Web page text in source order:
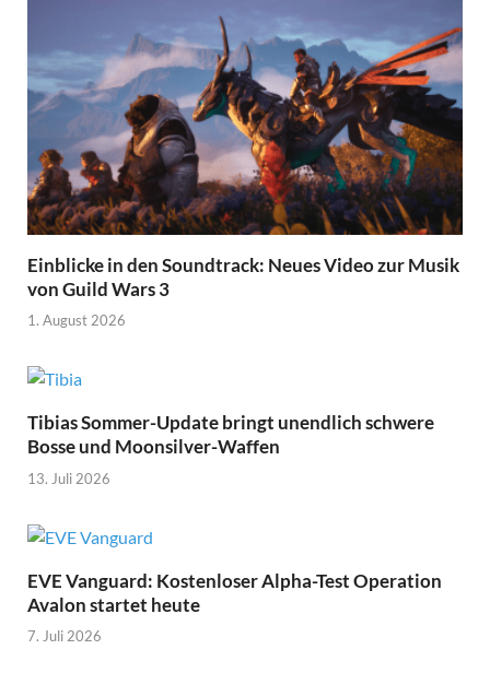
Einblicke in den Soundtrack: Neues Video zur Musik
von Guild Wars 3
1. August 2026
Tibias Sommer-Update bringt unendlich schwere
Bosse und Moonsilver-Waffen
13. Juli 2026
EVE Vanguard: Kostenloser Alpha-Test Operation
Avalon startet heute
7. Juli 2026